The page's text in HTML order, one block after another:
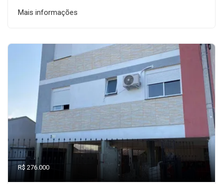
Mais informações
R$ 276.000